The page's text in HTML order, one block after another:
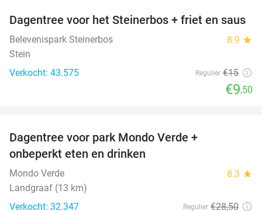
37%
Dagentree voor het Steinerbos + friet en saus
Belevenispark Steinerbos 8.9 star
Stein
Verkocht: 43.575
Regulier €15
€9,50
Dagentree voor park Mondo Verde +
onbeperkt eten en drinken
Mondo Verde 8.3 star
Landgraaf (13 km)
Verkocht: 32.347
Regulier €28,50